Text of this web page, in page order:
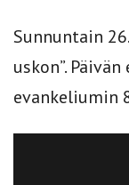
Sunnuntain
uskon”.
evankeliumin